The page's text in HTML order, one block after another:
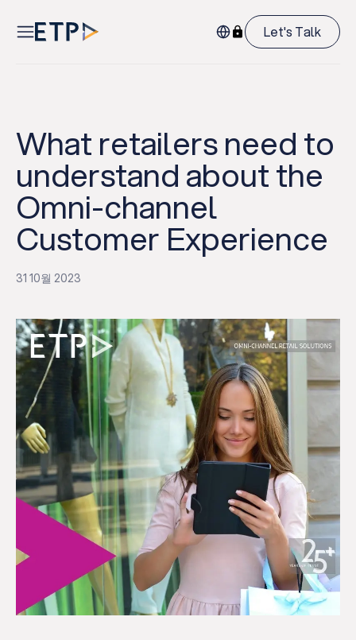
Let's Talk
What retailers need to
understand about the
Omni-channel
Customer Experience
31 10월 2023